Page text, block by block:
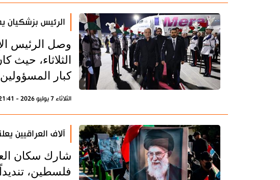
الرئيس بزشكيان
وصل الرئيس
الثلاثاء،
كبار
الثلاثاء 7 يوليو 2026 - 21:41 بتوقيت طهران
آلاف العراقيين
شارك سكان
فلسطين،